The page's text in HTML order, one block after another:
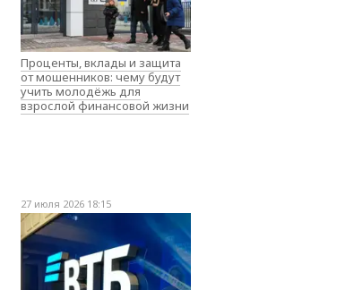
Проценты, вклады и защита
от мошенников: чему будут
учить молодёжь для
взрослой финансовой жизни
27 июля 2026 18:15